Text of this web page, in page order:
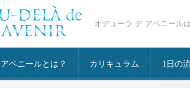
オデューラ デ アベニール
ベニールとは？ カリキュラム 1日の